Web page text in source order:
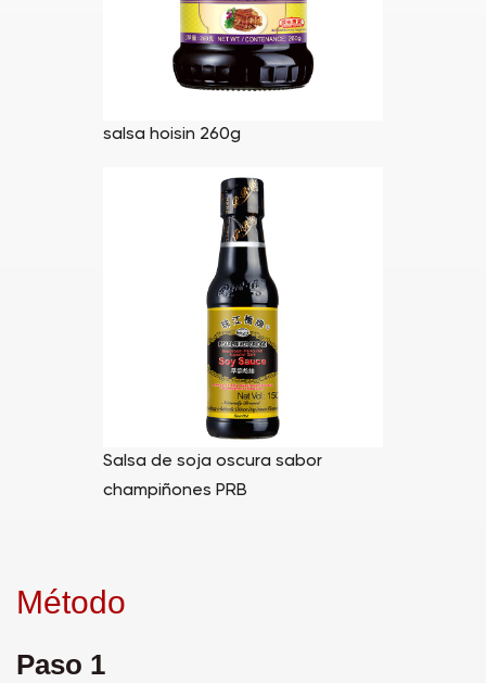
salsa hoisin 260g
Salsa de soja oscura sabor
champiñones PRB
Método
Paso 1